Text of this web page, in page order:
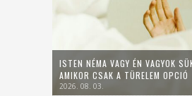
ISTEN NÉMA VAGY ÉN VAGYOK
AMIKOR CSAK A TÜRELEM OPCIÓ
2026. 08. 03.